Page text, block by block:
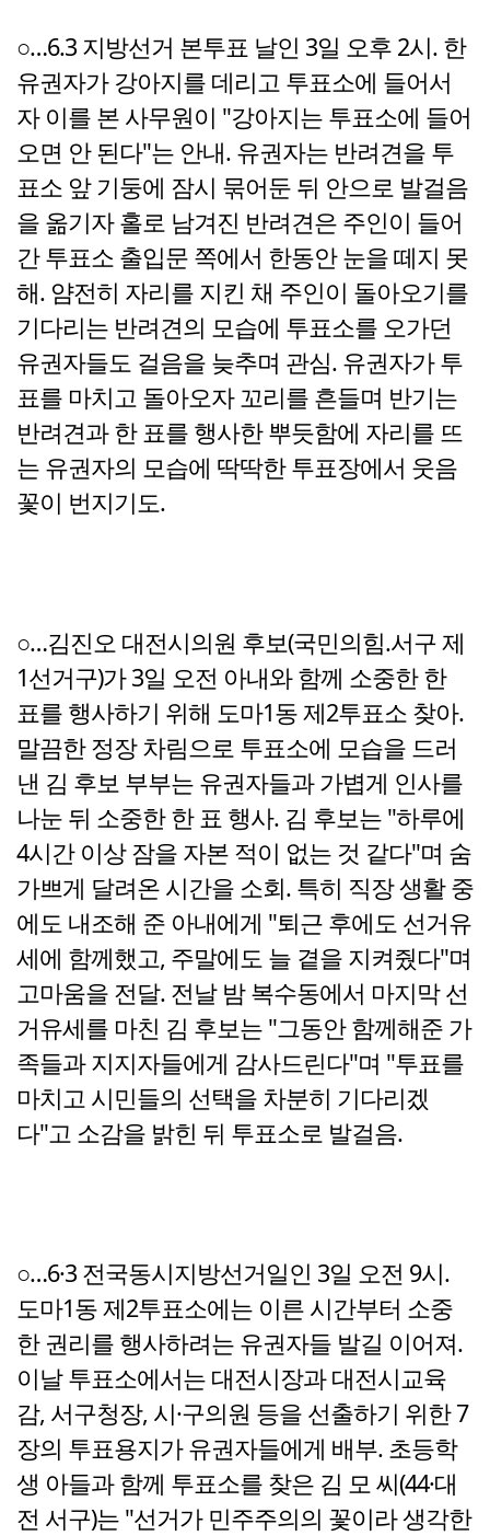
○…6.3 지방선거 본투표 날인 3일 오후 2시. 한
유권자가 강아지를 데리고 투표소에 들어서
자 이를 본 사무원이 "강아지는 투표소에 들어
오면 안 된다"는 안내. 유권자는 반려견을 투
표소 앞 기둥에 잠시 묶어둔 뒤 안으로 발걸음
을 옮기자 홀로 남겨진 반려견은 주인이 들어
간 투표소 출입문 쪽에서 한동안 눈을 떼지 못
해. 얌전히 자리를 지킨 채 주인이 돌아오기를
기다리는 반려견의 모습에 투표소를 오가던
유권자들도 걸음을 늦추며 관심. 유권자가 투
표를 마치고 돌아오자 꼬리를 흔들며 반기는
반려견과 한 표를 행사한 뿌듯함에 자리를 뜨
는 유권자의 모습에 딱딱한 투표장에서 웃음
꽃이 번지기도.
○…김진오 대전시의원 후보(국민의힘.서구 제
1선거구)가 3일 오전 아내와 함께 소중한 한
표를 행사하기 위해 도마1동 제2투표소 찾아.
말끔한 정장 차림으로 투표소에 모습을 드러
낸 김 후보 부부는 유권자들과 가볍게 인사를
나눈 뒤 소중한 한 표 행사. 김 후보는 "하루에
4시간 이상 잠을 자본 적이 없는 것 같다"며 숨
가쁘게 달려온 시간을 소회. 특히 직장 생활 중
에도 내조해 준 아내에게 "퇴근 후에도 선거유
세에 함께했고, 주말에도 늘 곁을 지켜줬다"며
고마움을 전달. 전날 밤 복수동에서 마지막 선
거유세를 마친 김 후보는 "그동안 함께해준 가
족들과 지지자들에게 감사드린다"며 "투표를
마치고 시민들의 선택을 차분히 기다리겠
다"고 소감을 밝힌 뒤 투표소로 발걸음.
○…6·3 전국동시지방선거일인 3일 오전 9시.
도마1동 제2투표소에는 이른 시간부터 소중
한 권리를 행사하려는 유권자들 발길 이어져.
이날 투표소에서는 대전시장과 대전시교육
감, 서구청장, 시·구의원 등을 선출하기 위한 7
장의 투표용지가 유권자들에게 배부. 초등학
생 아들과 함께 투표소를 찾은 김 모 씨(44·대
전 서구)는 "선거가 민주주의의 꽃이라 생각한